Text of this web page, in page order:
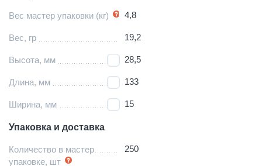
Вес мастер упаковки (кг) 4,8
Вес, гр 19,2
Высота, мм 28,5
Длина, мм 133
Ширина, мм 15
Упаковка и доставка
Количество в мастер
упаковке, шт
250